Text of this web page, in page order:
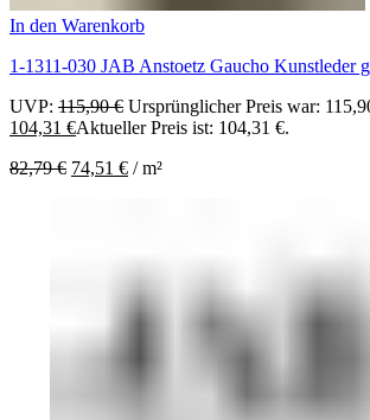
In den Warenkorb
1-1311-030 JAB Anstoetz Gaucho Kunstleder
UVP: 115,90€ Ursprünglicher Preis war:
104,31 €Aktueller Preis ist: 104,31 €.
82,79€ 74,51 € /m²